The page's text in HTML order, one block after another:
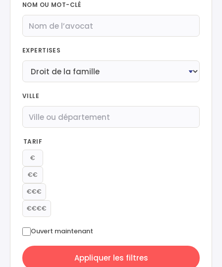
NOM OU MOT-CLÉ
EXPERTISES
VILLE
TARIF
€
€€
€€€
€€€€
Ouvert maintenant
Appliquer les filtres